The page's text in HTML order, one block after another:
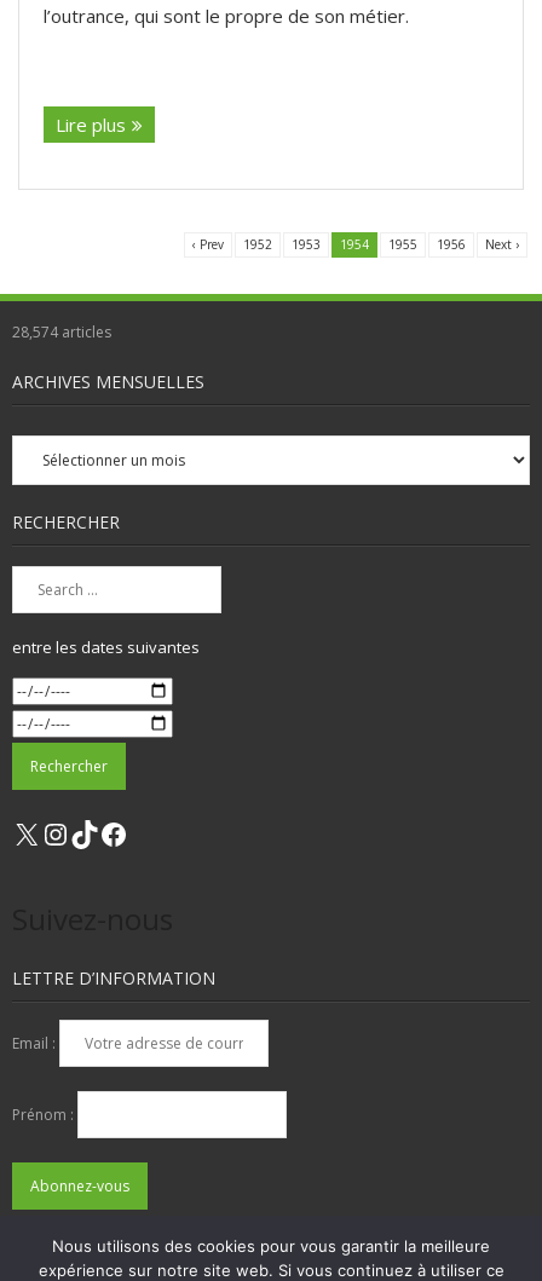
l’outrance, qui sont le propre de son métier.
Lire plus
‹ Prev 1952 1953 1954 1955 1956 Next ›
28,574articles
ARCHIVES MENSUELLES
Archives
mensuelles
RECHERCHER
entre les dates suivantes
X Instagram
TikTok
LETTRE D’INFORMATION
Email :
Prénom :
Nous utilisons des cookies pour vous garantir la meilleure
expérience sur notre site web. Si vous continuez à utiliser ce